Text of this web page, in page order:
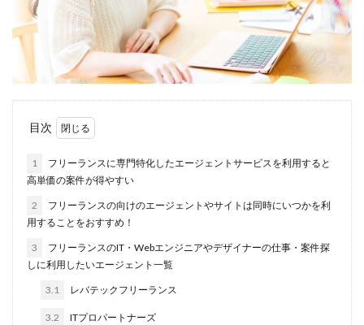
目次
1
フリーランスに専門特化したエージェントサービスを利用すると
高単価の案件が得やすい
2
フリーランスの向けのエージェントやサイトは同時にいつかを利
用することをおすすめ！
3
フリーランスのIT・Webエンジニアやデザイナーの仕事・案件探
しに利用したいエージェント一覧
3.1 レバテックフリーランス
3.2 ITプロパートナーズ